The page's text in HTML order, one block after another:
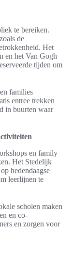
te bereiken.
de
Het
en het Van Gogh
tijden om
families
entree trekken
in buurten waar
en family
Het Stedelijk
hedendaagse
leerlijnen te
scholen maken
en co-
en zorgen voor